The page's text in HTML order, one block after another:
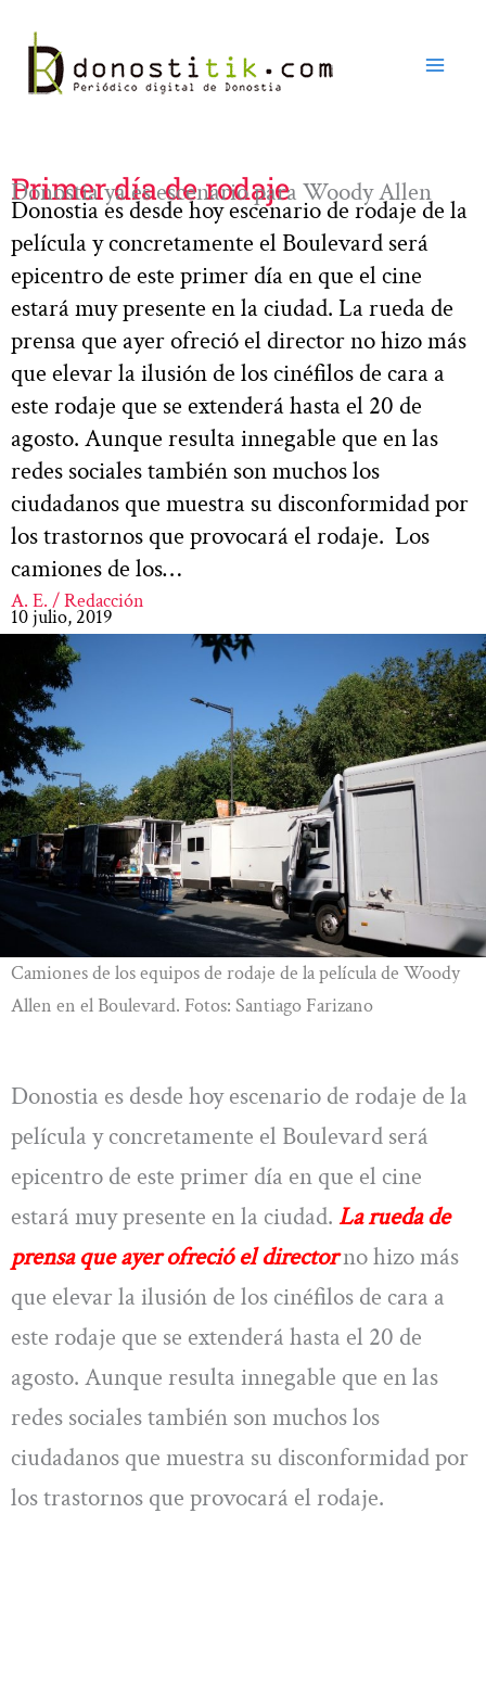
contenido
Primer día de rodaje
Donostia ya es escenario para Woody Allen
Donostia es desde hoy escenario de rodaje de la
película y concretamente el Boulevard será
epicentro de este primer día en que el cine
estará muy presente en la ciudad. La rueda de
prensa que ayer ofreció el director no hizo más
que elevar la ilusión de los cinéfilos de cara a
este rodaje que se extenderá hasta el 20 de
agosto. Aunque resulta innegable que en las
redes sociales también son muchos los
ciudadanos que muestra su disconformidad por
los trastornos que provocará el rodaje. Los
camiones de los…
A. E. / Redacción
10 julio, 2019
Camiones de los equipos de rodaje de la película de Woody
Allen en el Boulevard. Fotos: Santiago Farizano
Donostia es desde hoy escenario de rodaje de la
película y concretamente el Boulevard será
epicentro de este primer día en que el cine
estará muy presente en la ciudad. La rueda de
prensa que ayer ofreció el directorno hizo más
que elevar la ilusión de los cinéfilos de cara a
este rodaje que se extenderá hasta el 20 de
agosto. Aunque resulta innegable que en las
redes sociales también son muchos los
ciudadanos que muestra su disconformidad por
los trastornos que provocará el rodaje.